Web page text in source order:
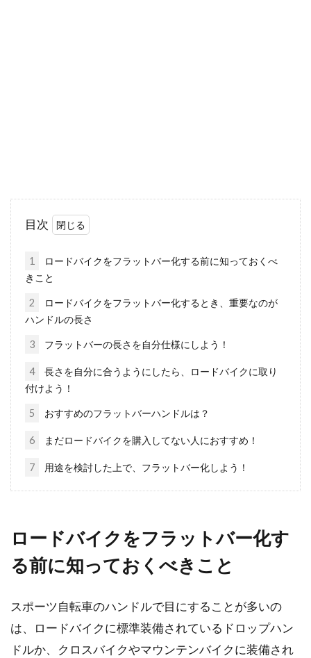
gios ampioを改造して世界に一つだ
gios ampioという名前を聞いたことがあります
したロードバイクのサドル
か、軽さはどうか...
アルテグラのホイールとゾンダのホ
イールを比較してみました
目次
1
ロードバイクをフラットバー化する前に知っておくべ
きこと
2
ロードバイクをフラットバー化するとき、重要なのが
ハンドルの長さ
3 フラットバーの長さを自分仕様にしよう！
4
長さを自分に合うようにしたら、ロードバイクに取り
付けよう！
5 おすすめのフラットバーハンドルは？
6 まだロードバイクを購入してない人におすすめ！
7 用途を検討した上で、フラットバー化しよう！
ロードバイクをフラットバー化す
る前に知っておくべきこと
スポーツ自転車のハンドルで目にすることが多いの
は、ロードバイクに標準装備されているドロップハン
ドルか、クロスバイクやマウンテンバイクに装備され